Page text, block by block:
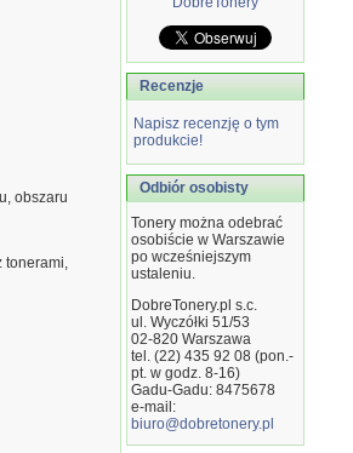
obszaru
tonerami,
Recenzje
Napisz recenzję o tym
produkcie!
Odbiór osobisty
Tonery można odebrać
osobiście w Warszawie
po wcześniejszym
ustaleniu.
DobreTonery.pl s.c.
ul. Wyczółki 51/53
02-820 Warszawa
tel. (22) 435 92 08 (pon.-
pt. w godz. 8-16)
Gadu-Gadu: 8475678
e-mail:
biuro@dobretonery.pl